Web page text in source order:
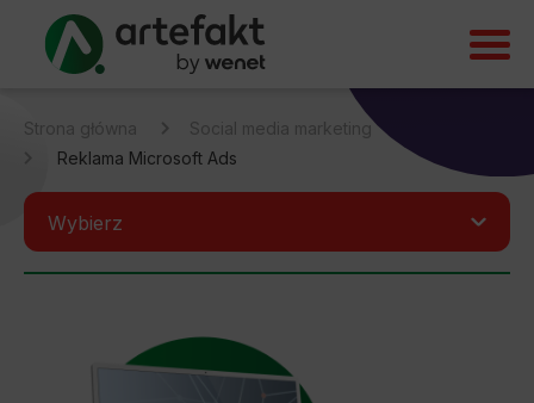
Strona główna
Social media marketing
Reklama Microsoft Ads
Wybierz
Reklama Facebook Ads
Reklama TikTok Ads